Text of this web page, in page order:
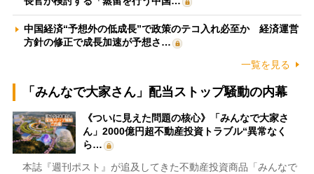
中国経済“予想外の低成長”で政策のテコ入れ必至か 経済運営
方針の修正で成長加速が予想さ…
一覧を見る
「みんなで大家さん」配当ストップ騒動の内幕
《ついに見えた問題の核心》「みんなで大家さ
ん」2000億円超不動産投資トラブル“異常なく
ら…
本誌『週刊ポスト』が追及してきた不動産投資商品「みんなで